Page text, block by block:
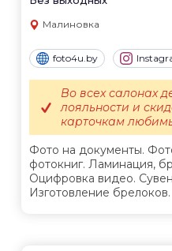
Малиновка
foto4u.by
Фото на документы.
фотокниг. Ламинация,
Оцифровка видео.
Изготовление брелоков.
Во всех салонах
лояльности и
карточкам